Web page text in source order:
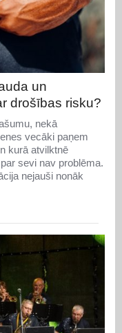
un
drošības risku?
nekā
vecāki paņem
kurā atvilktnē
sevi nav problēma.
nejauši nonāk